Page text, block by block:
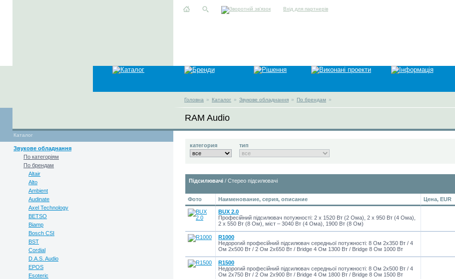
Вхід для партнерів
Головна » Каталог » Звукове обладнання » По брендам »
RAM Audio
Каталог
Звукове обладнання
По категоріям
По брендам
Altair
Alto
Ambient
Audinate
Axel Technology
BETSO
Biamp
Bosch CSI
BST
Cordial
D.A.S. Audio
EPOS
Esoteric
категория тип
Підсилювачі / Стерео підсилювачі
Фото Наименование, серия, описание Цена, EUR
BUX 2.0
Професійний підсилювач потужності: 2 x 1520 Вт (2 Ома), 2 x 950 Вт (4 Ома),
2 x 550 Вт (8 Ом), міст – 3040 Вт (4 Ома), 1900 Вт (8 Ом)
R1000
Недорогий професійний підсилювач середньої потужності: 8 Ом 2x350 Вт / 4
Ом 2x500 Вт / 2 Ом 2x650 Вт / Bridge 4 Ом 1300 Вт / Bridge 8 Ом 1000 Вт
R1500
Недорогий професійний підсилювач середньої потужності: 8 Ом 2x500 Вт / 4
Ом 2x750 Вт / 2 Ом 2x900 Вт / Bridge 4 Ом 1800 Вт / Bridge 8 Ом 1500 Вт